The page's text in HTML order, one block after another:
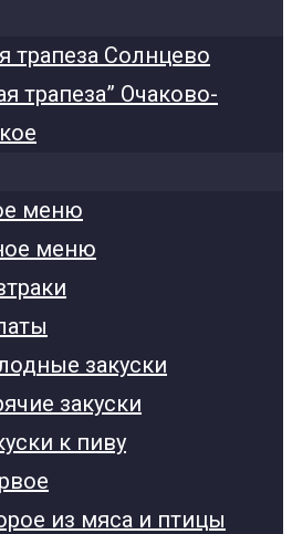
трапеза Солнцево
трапеза” Очаково-
меню
меню
закуски
закуски
к пиву
из мяса и птицы